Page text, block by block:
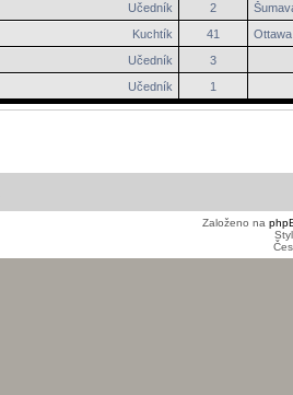
Učedník
2
Kuchtík
41
Ottawa
Učedník
3
Učedník
1
Založeno na